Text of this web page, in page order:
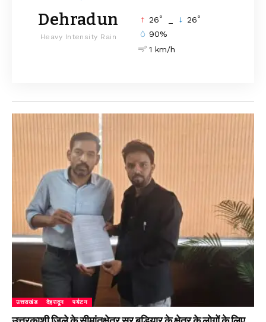
Dehradun
Heavy Intensity Rain
26° 26°
90%
1 km/h
उत्तराखंड देहरादून पर्यटन